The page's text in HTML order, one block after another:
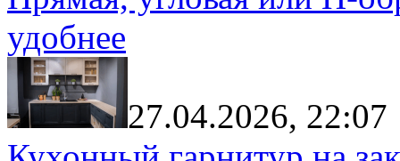
удобнее
27.04.2026, 22:07